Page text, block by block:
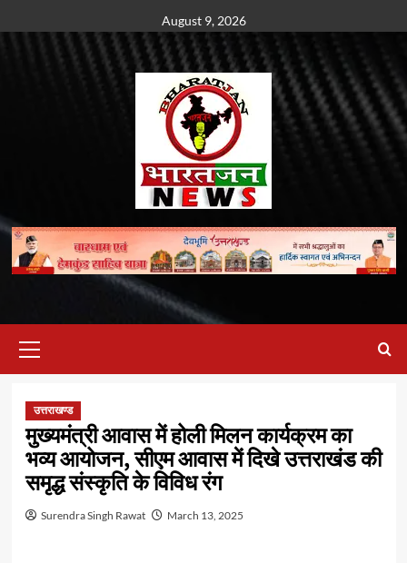
to
August 9, 2026
Menu
उत्तराखण्ड
मुख्यमंत्री आवास में होली मिलन कार्यक्रम का
भव्य आयोजन, सीएम आवास में दिखे उत्तराखंड की
समृद्ध संस्कृति के विविध रंग
Surendra Singh Rawat March 13, 2025